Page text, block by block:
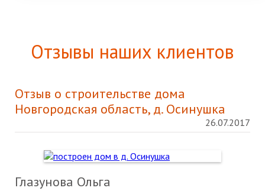
Отзывы наших клиентов
Отзыв о строительстве дома
Новгородская область, д. Осинушка
26.07.2017
Глазунова Ольга